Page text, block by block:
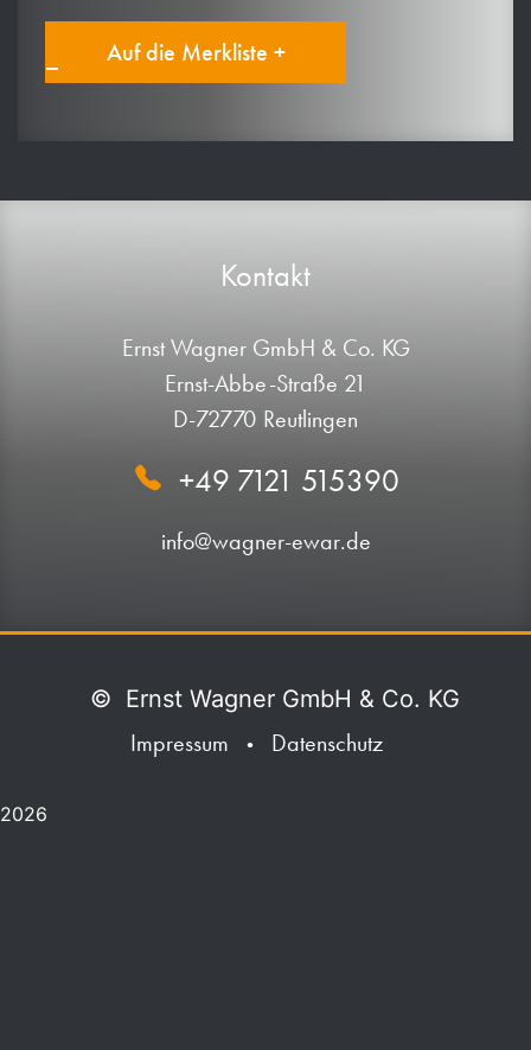
Auf die Merkliste +
Kontakt
Ernst Wagner GmbH & Co. KG
Ernst-Abbe-Straße 21
D-72770 Reutlingen
+49 7121 515390
info@wagner-ewar.de
© Ernst Wagner GmbH & Co. KG
Impressum
• Datenschutz
2026